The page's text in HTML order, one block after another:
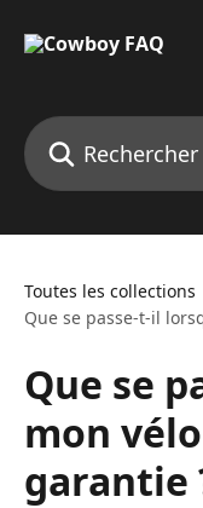
Rechercher un
Toutes les collections
Que se passe-t-il
Que se
mon
garantie